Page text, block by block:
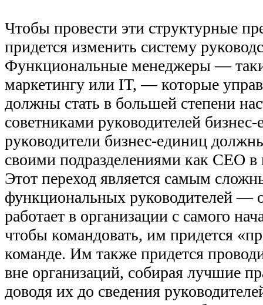
Чтобы провести эти структурные
придется изменить систему
Функциональные менеджеры —
маркетингу или IT, — которые
должны стать в большей степени
советниками руководителей
руководители бизнес-единиц
своими подразделениями как CEO
Этот переход является самым
функциональных руководителей —
работает в организации с самого
чтобы командовать, им придется
команде. Им также придется
вне организаций, собирая лучшие
доводя их до сведения